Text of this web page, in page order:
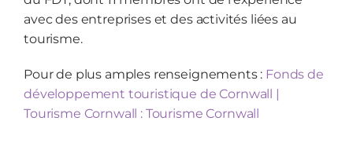
avec des entreprises et des activités liées au
tourisme.
Pour de plus amples renseignements : Fonds de
développement touristique de Cornwall |
Tourisme Cornwall : Tourisme Cornwall